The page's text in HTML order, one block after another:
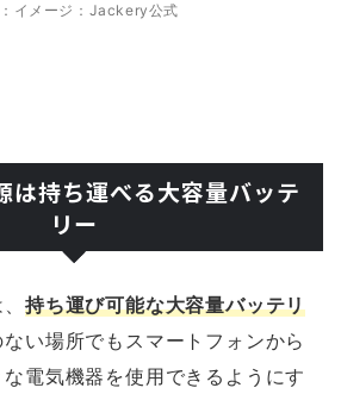
イメージ：Jackery公式
は持ち運べる大容量バッテ
リー
持ち運び可能な大容量バッテリ
い場所でもスマートフォンから
電気機器を使用できるようにす